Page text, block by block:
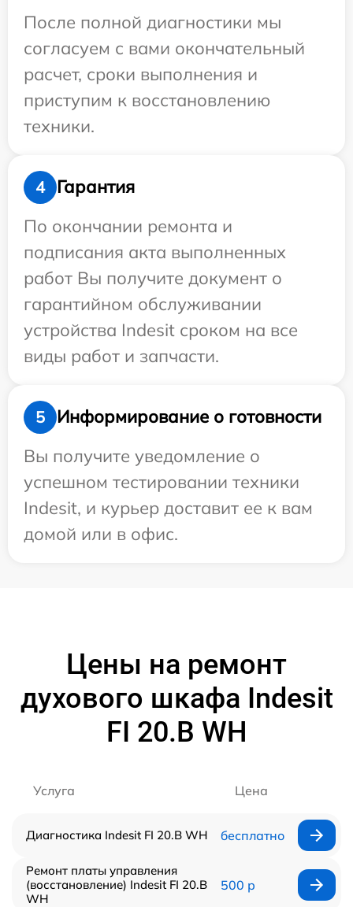
После полной диагностики мы
согласуем с вами окончательный
расчет, сроки выполнения и
приступим к восстановлению
техники.
4
Гарантия
По окончании ремонта и
подписания акта выполненных
работ Вы получите документ о
гарантийном обслуживании
устройства Indesit сроком на все
виды работ и запчасти.
5
Информирование о готовности
Вы получите уведомление о
успешном тестировании техники
Indesit, и курьер доставит ее к вам
домой или в офис.
Цены на ремонт
духового шкафа Indesit
FI 20.B WH
Услуга Цена
Диагностика Indesit FI 20.B WH бесплатно
Ремонт платы управления
(восстановление) Indesit FI 20.B
WH
500 р